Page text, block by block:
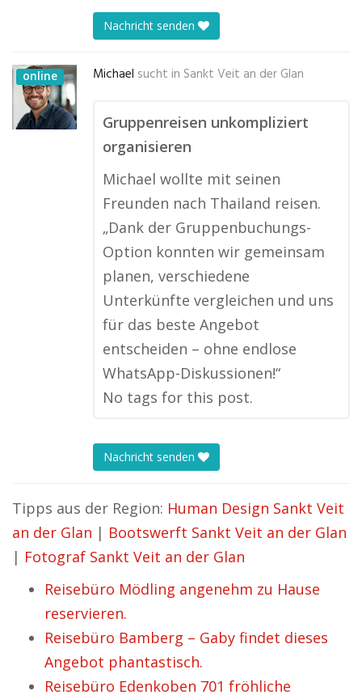
Nachricht senden
online Michael sucht in Sankt Veit an der Glan
Gruppenreisen unkompliziert
organisieren
Michael wollte mit seinen
Freunden nach Thailand reisen.
„Dank der Gruppenbuchungs-
Option konnten wir gemeinsam
planen, verschiedene
Unterkünfte vergleichen und uns
für das beste Angebot
entscheiden – ohne endlose
WhatsApp-Diskussionen!“
No tags for this post.
Nachricht senden
Tipps aus der Region: Human Design Sankt Veit
an der Glan | Bootswerft Sankt Veit an der Glan
| Fotograf Sankt Veit an der Glan
Reisebüro Mödling angenehm zu Hause
reservieren.
Reisebüro Bamberg – Gaby findet dieses
Angebot phantastisch.
Reisebüro Edenkoben 701 fröhliche